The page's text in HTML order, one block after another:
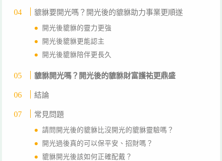
貔貅要開光嗎？開光後的貔貅助力事業更順遂
開光後貔貅的靈力更強
開光後貔貅更能認主
開光後貔貅陪伴更長久
貔貅開光嗎？開光後的貔貅財富護祐更鼎盛
結論
常見問題
請問開光後的貔貅比沒開光的貔貅靈驗嗎？
開光過後真的可以保平安、招財嗎？
貔貅開光後該如何正確配戴？